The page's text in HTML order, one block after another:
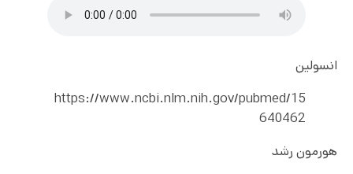
انسولین
https://www.ncbi.nlm.nih.gov/pubmed/15
640462
هورمون رشد